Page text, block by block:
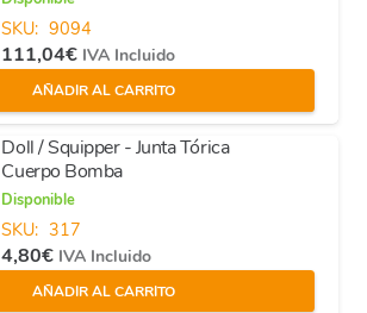
SKU: 9094
111,04€ IVA Incluido
AÑADIR AL CARRITO
Doll / Squipper - Junta Tórica
Cuerpo Bomba
Disponible
SKU: 317
4,80€ IVA Incluido
AÑADIR AL CARRITO